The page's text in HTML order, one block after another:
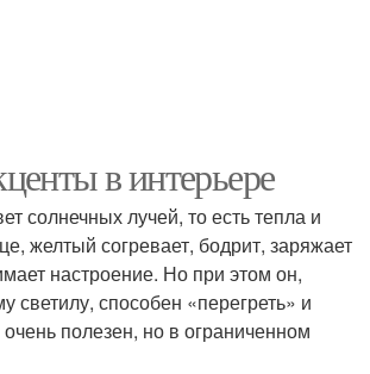
в интерьере
солнечных лучей, то есть тепла и
желтый согревает, бодрит, заряжает
настроение. Но при этом он,
светилу, способен «перегреть» и
полезен, но в ограниченном